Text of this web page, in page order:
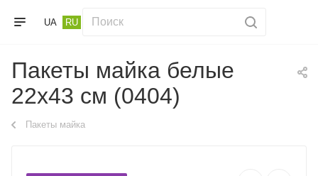
UA RU
Пакеты майка белые
22х43 см (0404)
Пакеты майка